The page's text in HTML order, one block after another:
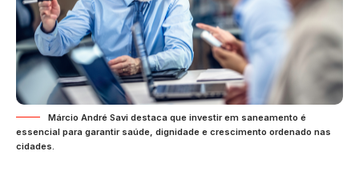
Márcio André Savi destaca que investir em saneamento é
essencial para garantir saúde, dignidade e crescimento ordenado nas
cidades.